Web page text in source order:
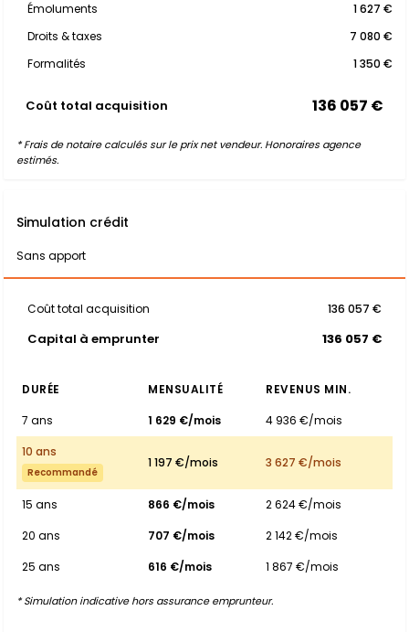
Émoluments
1 627 €
Droits & taxes
7 080 €
Formalités
1 350 €
Coût total acquisition 136 057 €
* Frais de notaire calculés sur le prix net vendeur. Honoraires agence
estimés.
Simulation crédit
Sans apport
Coût total acquisition 136 057 €
Capital à emprunter 136 057 €
DURÉE MENSUALITÉ
REVENUS MIN.
7 ans
1 629 €/mois
4 936 €/mois
10 ans
Recommandé
1 197 €/mois 3 627 €/mois
15 ans 866 €/mois
2 624 €/mois
20 ans
707 €/mois
2 142 €/mois
25 ans
616 €/mois 1 867 €/mois
* Simulation indicative hors assurance emprunteur.